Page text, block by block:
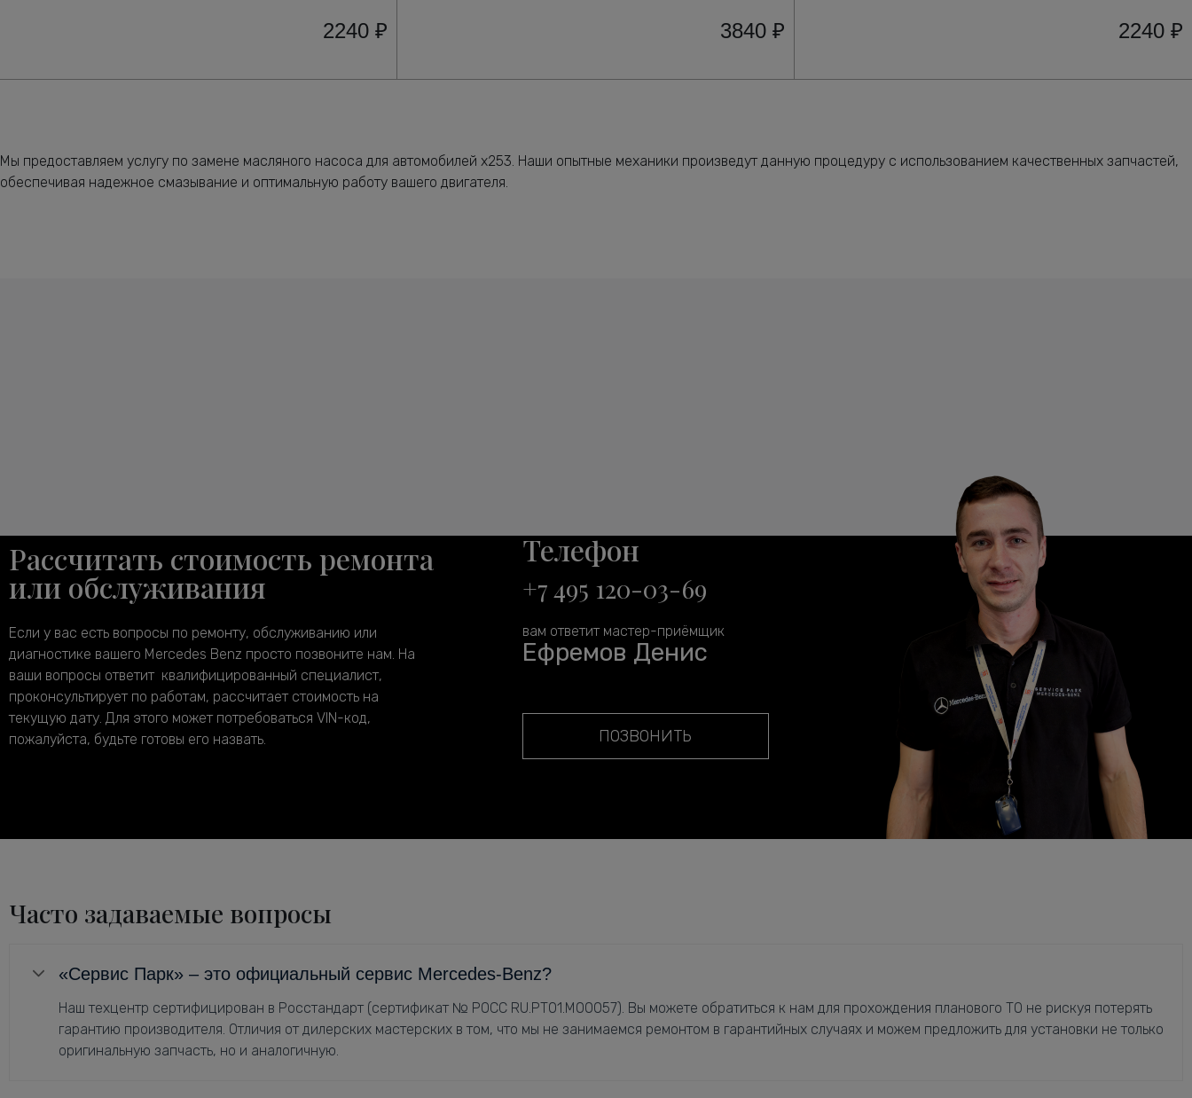
2240 ₽ 3840 ₽ 2240 ₽
Мы предоставляем услугу по замене масляного насоса для автомобилей x253. Наши опытные механики произведут данную процедуру с использованием качественных запчастей,
обеспечивая надежное смазывание и оптимальную работу вашего двигателя.
Рассчитать стоимость ремонта
или обслуживания
Если у вас есть вопросы по ремонту, обслуживанию или
диагностике вашего Mercedes Benz просто позвоните нам. На
ваши вопросы ответит квалифицированный специалист,
проконсультирует по работам, рассчитает стоимость на
текущую дату. Для этого может потребоваться VIN-код,
пожалуйста, будьте готовы его назвать.
Телефон
+7 495 120-03-69
вам ответит мастер-приёмщик
Ефремов Денис
ПОЗВОНИТЬ
Часто задаваемые вопросы
«Сервис Парк» – это официальный сервис Mercedes-Benz?
Наш техцентр сертифицирован в Росстандарт (сертификат № РОСС RU.РТ01.М00057). Вы можете обратиться к нам для прохождения планового ТО не рискуя потерять
гарантию производителя. Отличия от дилерских мастерских в том, что мы не занимаемся ремонтом в гарантийных случаях и можем предложить для установки не только
оригинальную запчасть, но и аналогичную.